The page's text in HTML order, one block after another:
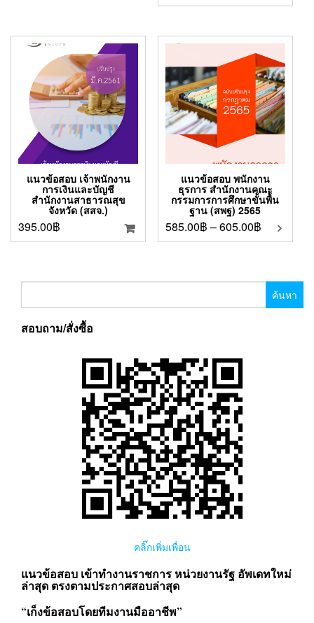
แนวข้อสอบ เจ้าพนักงาน
การเงินและบัญชี
สำนักงานสาธารณสุข
จังหวัด (สสจ.)
395.00฿
แนวข้อสอบ พนักงาน
ธุรการ สำนักงานคณะ
กรรมการการศึกษาขั้นพื้น
ฐาน (สพฐ) 2565
585.00฿ –605.00฿
สอบถาม/สั่งซื้อ
คลิ๊กเพิ่มเพื่อน
แนวข้อสอบ เข้าทำงานราชการ หน่วยงานรัฐ อัพเดทใหม่
ล่าสุด ตรงตามประกาศสอบล่าสุด
“เก็งข้อสอบโดยทีมงานมืออาชีพ”